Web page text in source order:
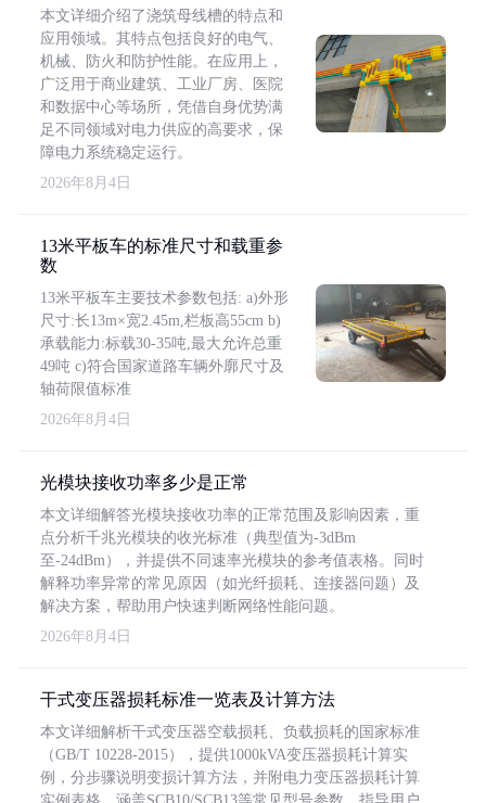
本文详细介绍了浇筑母线槽的特点和
应用领域。其特点包括良好的电气、
机械、防火和防护性能。在应用上，
广泛用于商业建筑、工业厂房、医院
和数据中心等场所，凭借自身优势满
足不同领域对电力供应的高要求，保
障电力系统稳定运行。
2026年8月4日
13米平板车的标准尺寸和载重参
数
13米平板车主要技术参数包括: a)外形
尺寸:长13m×宽2.45m,栏板高55cm b)
承载能力:标载30-35吨,最大允许总重
49吨 c)符合国家道路车辆外廓尺寸及
轴荷限值标准
2026年8月4日
光模块接收功率多少是正常
本文详细解答光模块接收功率的正常范围及影响因素，重
点分析千兆光模块的收光标准（典型值为-3dBm
至-24dBm），并提供不同速率光模块的参考值表格。同时
解释功率异常的常见原因（如光纤损耗、连接器问题）及
解决方案，帮助用户快速判断网络性能问题。
2026年8月4日
干式变压器损耗标准一览表及计算方法
本文详细解析干式变压器空载损耗、负载损耗的国家标准
（GB/T 10228-2015），提供1000kVA变压器损耗计算实
例，分步骤说明变损计算方法，并附电力变压器损耗计算